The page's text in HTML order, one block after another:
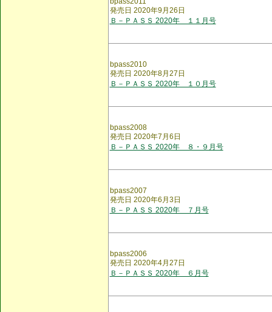
発売日 2020年9月26日
Ｂ－ＰＡＳＳ 2020年 １１月号
bpass2010
発売日 2020年8月27日
Ｂ－ＰＡＳＳ 2020年 １０月号
bpass2008
発売日 2020年7月6日
Ｂ－ＰＡＳＳ 2020年 ８・９月号
bpass2007
発売日 2020年6月3日
Ｂ－ＰＡＳＳ 2020年 ７月号
bpass2006
発売日 2020年4月27日
Ｂ－ＰＡＳＳ 2020年 ６月号